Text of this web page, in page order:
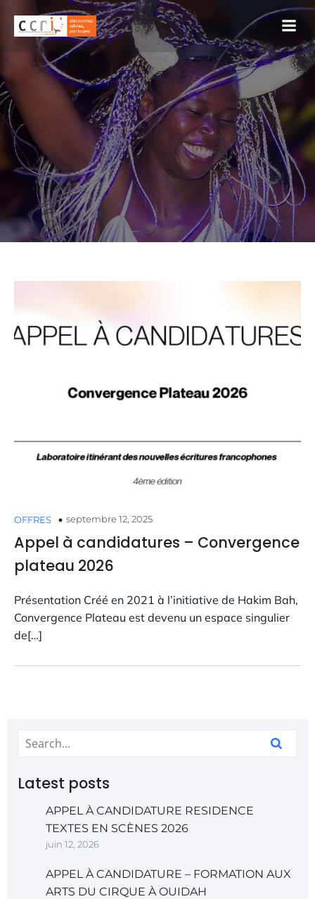
OFFRES septembre 12, 2025
Appel à candidatures – Convergence
plateau 2026
Présentation Créé en 2021 à l’initiative de Hakim Bah,
Convergence Plateau est devenu un espace singulier
de[…]
Latest posts
APPEL À CANDIDATURE RESIDENCE
TEXTES EN SCÈNES 2026
juin 12, 2026
APPEL À CANDIDATURE – FORMATION AUX
ARTS DU CIRQUE À OUIDAH